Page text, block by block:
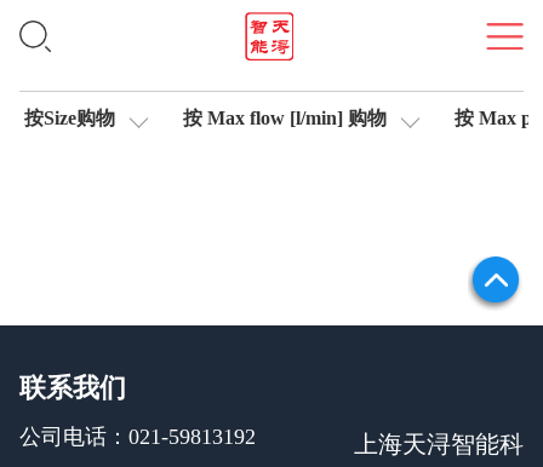
信号测试仪
按Size购物 按 Max flow [l/min] 购物 按 Max
联系我们
公司电话：021-59813192
上海天浔智能科